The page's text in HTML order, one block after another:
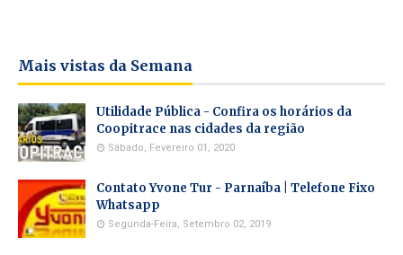
Mais vistas da Semana
Utilidade Pública - Confira os horários da
Coopitrace nas cidades da região
Sábado, Fevereiro 01, 2020
Contato Yvone Tur - Parnaíba | Telefone Fixo
Whatsapp
Segunda-Feira, Setembro 02, 2019